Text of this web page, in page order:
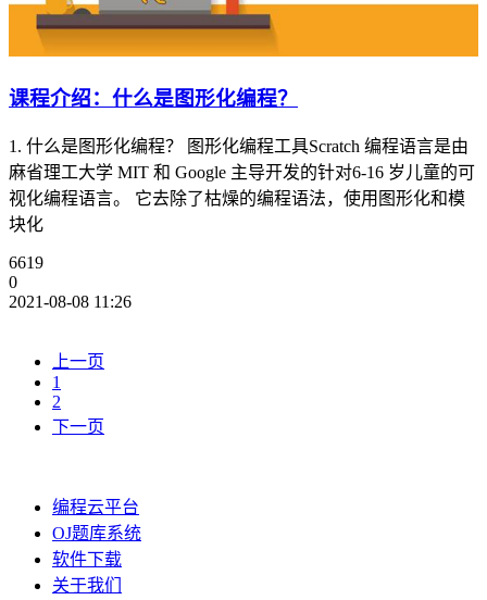
课程介绍：什么是图形化编程？
1. 什么是图形化编程？ 图形化编程工具Scratch 编程语言是由
麻省理工大学 MIT 和 Google 主导开发的针对6-16 岁儿童的可
视化编程语言。 它去除了枯燥的编程语法，使用图形化和模
块化
6619
0
2021-08-08 11:26
上一页
1
2
下一页
编程云平台
OJ题库系统
软件下载
关于我们